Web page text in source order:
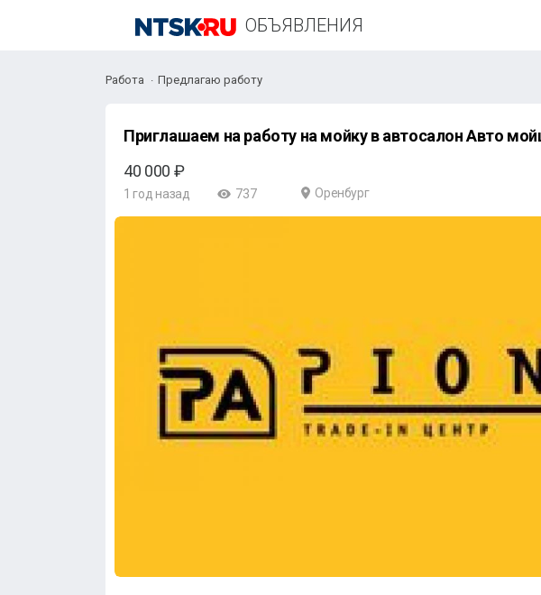
ОБЪЯВЛЕНИЯ
+7
Работа Предлагаю работу
Приглашаем на работу на мойку в
40 000 ₽
1 год назад 737 Оренбург